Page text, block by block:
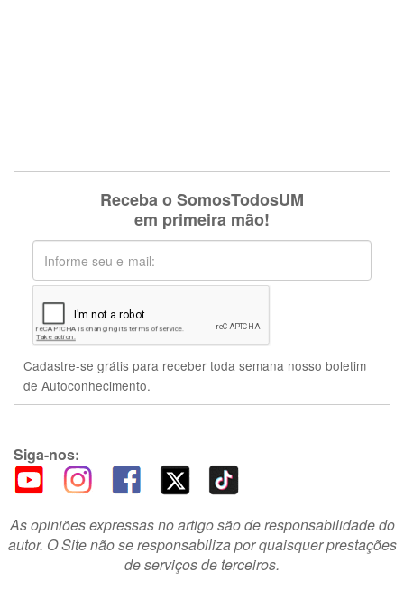
Receba o SomosTodosUM
em primeira mão!
Cadastre-se grátis para receber toda semana nosso boletim
de Autoconhecimento.
Siga-nos:
As opiniões expressas no artigo são de responsabilidade do
autor. O Site não se responsabiliza por quaisquer prestações
de serviços de terceiros.